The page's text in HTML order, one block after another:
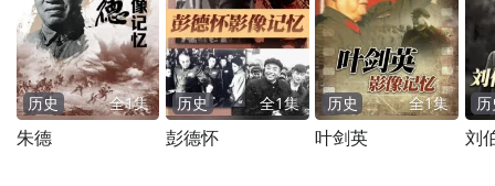
历史 全1集
朱德
历史 全1集
彭德怀
历史 全1集
叶剑英 刘